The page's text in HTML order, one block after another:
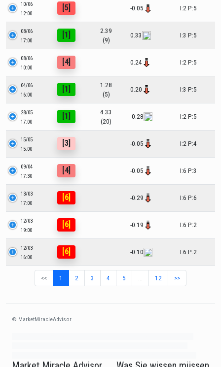
10/06
12:00
[5] -0.05 I:2 P:5
08/06
17:00
[1]
2.39
(9)
0.33 I:3 P:5
08/06
10:00
[4] 0.24 I:2 P:5
04/06
16:00
[1]
1.28
(5)
0.20 I:3 P:5
28/05
17:00
[1]
4.33
(20)
-0.28 I:2 P:5
15/05
15:00
[3] -0.05 I:2 P:4
09/04
17:30
[4] -0.05 I:6 P:3
13/03
17:00
[6] -0.29 I:6 P:6
12/03
19:00
[6] -0.19 I:6 P:2
12/03
16:00
[6] -0.10 I:6 P:2
<< 1 2 3 4 5 12 >>
© MarketMiracleAdvisor